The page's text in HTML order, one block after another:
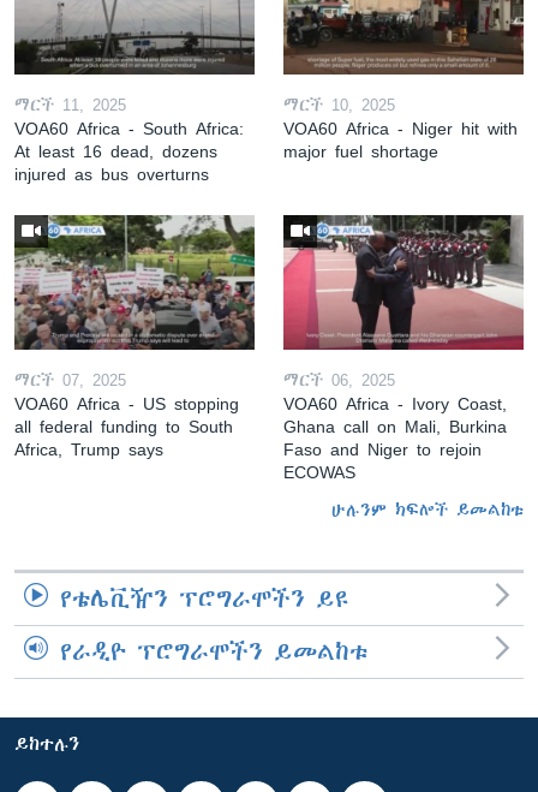
ማርች 11, 2025
VOA60 Africa - South Africa:
At least 16 dead, dozens
injured as bus overturns
ማርች 10, 2025
VOA60 Africa - Niger hit with
major fuel shortage
ማርች 07, 2025
VOA60 Africa - US stopping
all federal funding to South
Africa, Trump says
ማርች 06, 2025
VOA60 Africa - Ivory Coast,
Ghana call on Mali, Burkina
Faso and Niger to rejoin
ECOWAS
ሁሉንም ክፍሎች ይመልከቱ
የቴሌቪዥን ፕሮግራሞችን ይዩ
የራዲዮ ፕሮግራሞችን ይመልከቱ
ይከተሉን